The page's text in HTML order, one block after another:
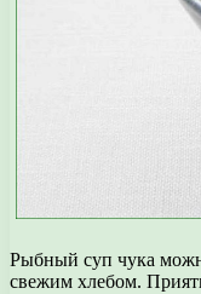
Рыбный суп чука
свежим хлебом.